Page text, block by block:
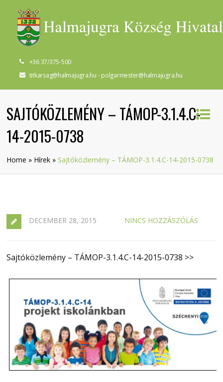
+36 37/375-500
titkarsag@halmajugra.hu - polgarmester@halmajugra.hu
SAJTÓKÖZLEMÉNY – TÁMOP-3.1.4.C-
14-2015-0738
Home » Hírek » Sajtóközlemény – TÁMOP-3.1.4.C-14-2015-0738
DECEMBER 28, 2015 NINCS HOZZÁSZÓLÁS
Sajtóközlemény – TÁMOP-3.1.4.C-14-2015-0738 >>